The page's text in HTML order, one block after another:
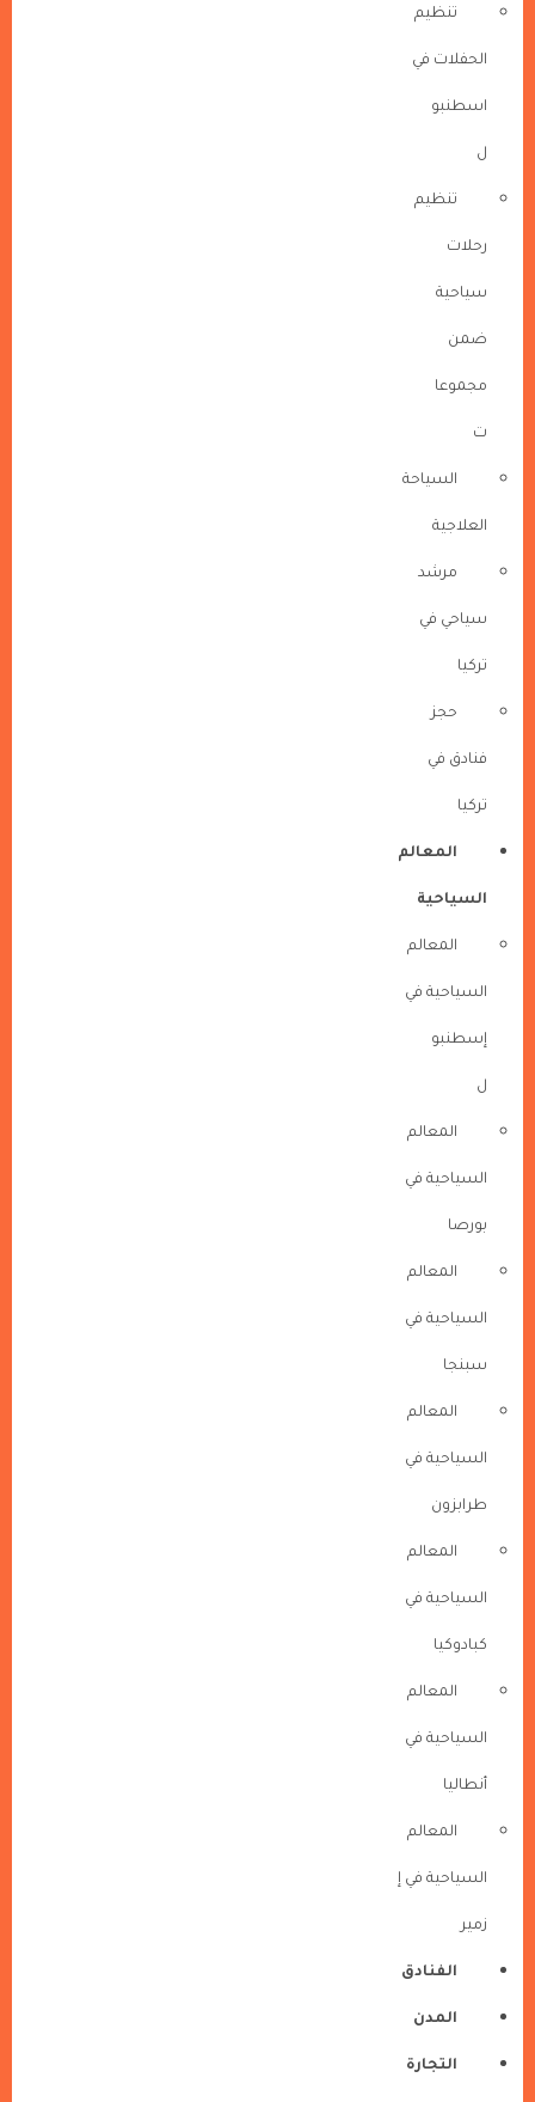
تنظيم
الحفلات في
اسطنبو
ل
تنظيم
رحلات
سياحية
ضمن
مجموعا
ت
السياحة
العلاجية
مرشد
سياحي في
تركيا
حجز
فنادق في
تركيا
المعالم
السياحية
المعالم
السياحية في
إسطنبو
ل
المعالم
السياحية في
بورصا
المعالم
السياحية في
سبنجا
المعالم
السياحية في
طرابزون
المعالم
السياحية في
كبادوكيا
المعالم
السياحية في
أنطاليا
المعالم
السياحية في إ
زمير
الفنادق
المدن
التجارة